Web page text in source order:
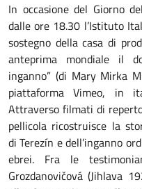
In occasione del Giorno
dalle ore 18.30 l’Istituto
sostegno della casa di
anteprima mondiale il
inganno” (di Mary Mirka
piattaforma Vimeo, in
Attraverso filmati di
pellicola ricostruisce la
di Terezín e dell’inganno
ebrei. Fra le
Grozdanovičová (Jihlava